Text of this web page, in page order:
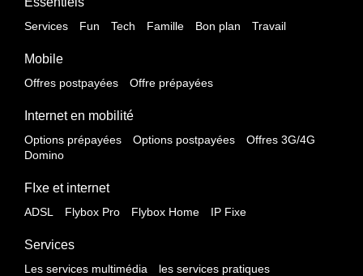
Services Fun Tech Famille Bon plan Travail
Mobile
Offres postpayées Offre prépayées
Internet en mobilité
Options prépayées Options postpayées
Offres 3G/4G
Domino
FIxe et internet
ADSL Flybox Pro Flybox Home IP Fixe
Services
Les services multimédia les services pratiques